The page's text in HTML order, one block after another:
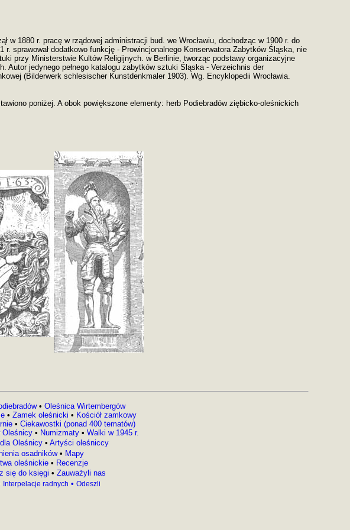
1880 r. pracę w rządowej administracji bud. we Wrocławiu, dochodząc w 1900 r. do
sprawował dodatkowo funkcję - Prowincjonalnego Konserwatora Zabytków Śląska, nie
przy Ministerstwie Kultów Religijnych. w Berlinie, tworząc podstawy organizacyjne
Autor jedynego pełnego katalogu zabytków sztuki Śląska - Verzeichnis der
(Bilderwerk schlesischer Kunstdenkmaler 1903). Wg. Encyklopedii Wrocławia.
poniżej. A obok powiększone elementy: herb Podiebradów ziębicko-oleśnickich
• Oleśnica Wirtembergów
• Zamek oleśnicki • Kościół zamkowy
• Ciekawostki (ponad 400 tematów)
Oleśnicy • Numizmaty• Walki w 1945 r.
Oleśnicy • Artyści oleśniccy
osadników • Mapy
oleśnickie • Recenzje
się do księgi • Zauważyli nas
Interpelacje radnych • Odeszli